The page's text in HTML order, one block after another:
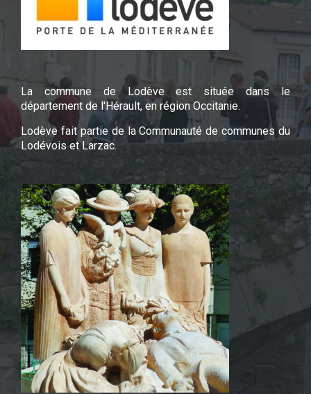
La commune de Lodève est située dans le
département de l'Hérault, en région Occitanie.
Lodève fait partie de la Communauté de communes du
Lodévois et Larzac.